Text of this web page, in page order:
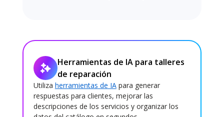
Herramientas de IA para talleres
de reparación
Utiliza herramientas de IApara generar
respuestas para clientes, mejorar las
descripciones de los servicios y organizar los